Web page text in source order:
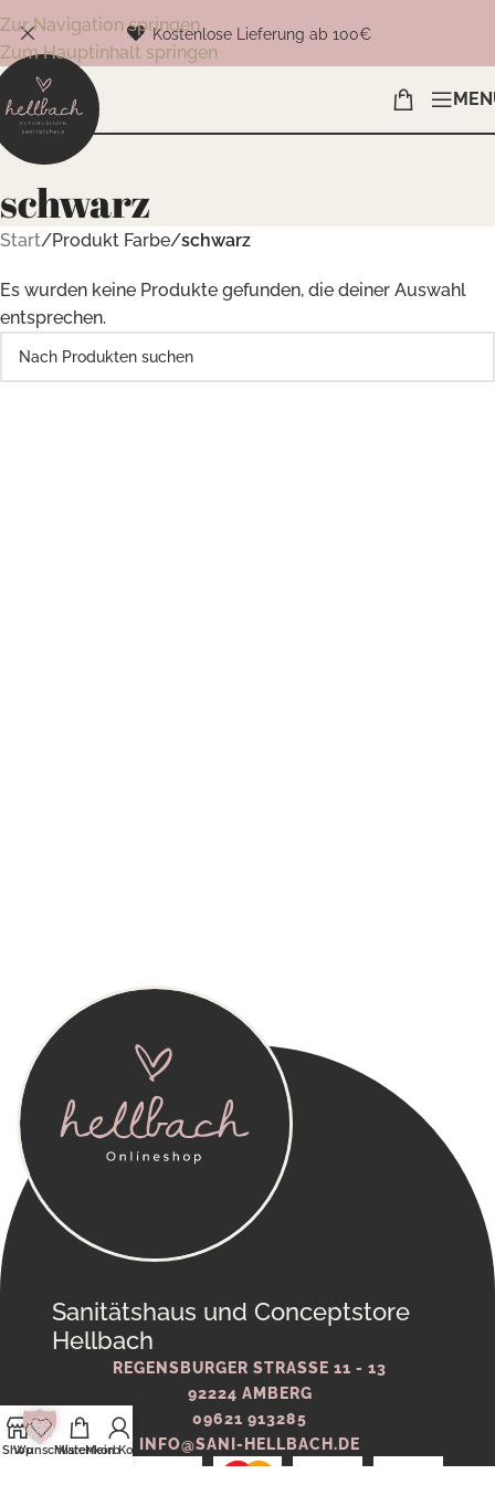
Zur Navigation springen
Zum Hauptinhalt springen
Kostenlose Lieferung ab 100€
schwarz
Start/Produkt Farbe/schwarz
Es wurden keine Produkte gefunden, die deiner Auswahl
entsprechen.
Sanitätshaus und Conceptstore
Hellbach
REGENSBURGER STRASSE 11 - 13
92224 AMBERG
09621 913285
INFO@SANI-HELLBACH.DE
Shop
WunschlisteWarenkorb
Mein Konto